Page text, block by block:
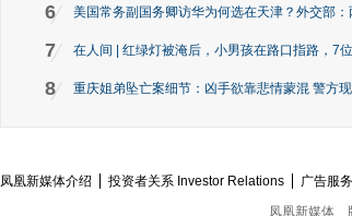
6 美国常务副国务卿访华为何选在天津？外交部：
7 在人间 | 红绿灯被淹后，小男孩在路口指路，7
8 重庆姐弟坠亡案细节：凶手欲靠悲情蒙混 警方
凤凰新媒体介绍 投资者关系 Investor Relations 广告服务
凤凰新媒体